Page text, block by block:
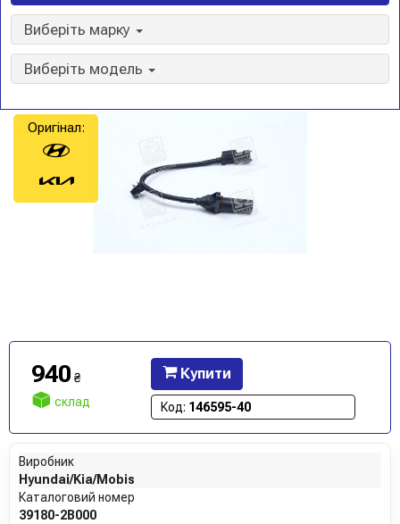
Виберіть марку
Виберіть модель
Оригінал:
940 ₴
склад
Купити
Код: 146595-40
Виробник
Hyundai/Kia/Mobis
Каталоговий номер
39180-2B000